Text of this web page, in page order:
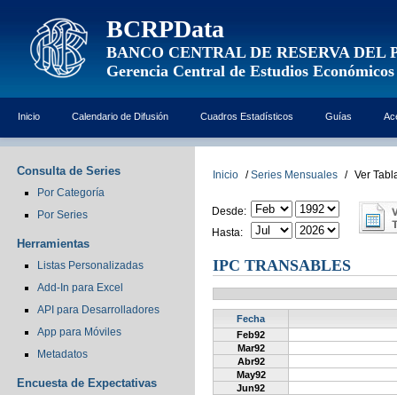
BCRPData
BANCO CENTRAL DE RESERVA DEL
Gerencia Central de Estudios Económicos
Inicio Calendario de Difusión Cuadros Estadísticos Guías
Consulta de Series
Por Categoría
Por Series
Herramientas
Listas Personalizadas
Add-In para Excel
API para Desarrolladores
App para Móviles
Metadatos
Encuesta de Expectativas
Inicio / Series Mensuales / Ver
Desde:
Hasta:
IPC TRANSABLES
Fecha
Feb92
Mar92
Abr92
May92
Jun92